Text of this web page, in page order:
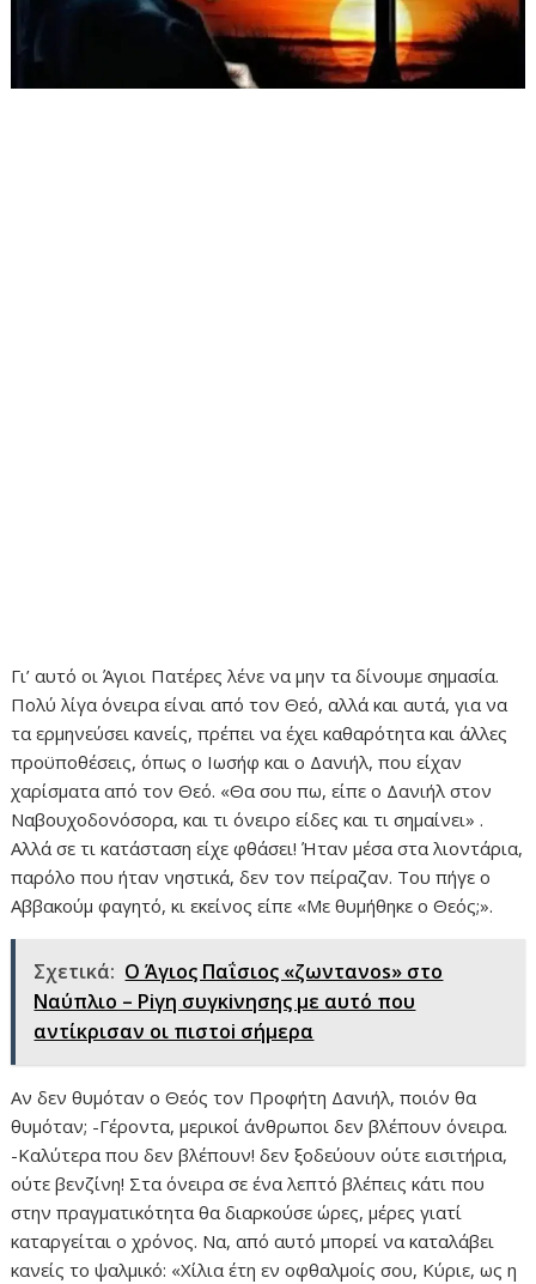
Γι’ αυτό οι Άγιοι Πατέρες λένε να μην τα δίνουμε σημασία.
Πολύ λίγα όνειρα είναι από τον Θεό, αλλά και αυτά, για να
τα ερμηνεύσει κανείς, πρέπει να έχει καθαρότητα και άλλες
προϋποθέσεις, όπως ο Ιωσήφ και ο Δανιήλ, που είχαν
χαρίσματα από τον Θεό. «Θα σου πω, είπε ο Δανιήλ στον
Ναβουχοδονόσορα, και τι όνειρο είδες και τι σημαίνει» .
Αλλά σε τι κατάσταση είχε φθάσει! Ήταν μέσα στα λιοντάρια,
παρόλο που ήταν νηστικά, δεν τον πείραζαν. Του πήγε ο
Αββακούμ φαγητό, κι εκείνος είπε «Με θυμήθηκε ο Θεός;».
Σχετικά: Ο Άγιος Παΐσιος «ζωντανos» στο
Ναύπλιο – Ρiγη συγκiνησης με αυτό που
αντίκρισαν οι πιστοi σήμερα
Αν δεν θυμόταν ο Θεός τον Προφήτη Δανιήλ, ποιόν θα
θυμόταν; -Γέροντα, μερικοί άνθρωποι δεν βλέπουν όνειρα.
-Καλύτερα που δεν βλέπουν! δεν ξοδεύουν ούτε εισιτήρια,
ούτε βενζίνη! Στα όνειρα σε ένα λεπτό βλέπεις κάτι που
στην πραγματικότητα θα διαρκούσε ώρες, μέρες γιατί
καταργείται ο χρόνος. Να, από αυτό μπορεί να καταλάβει
κανείς το ψαλμικό: «Χίλια έτη εν οφθαλμοίς σου, Κύριε, ως η